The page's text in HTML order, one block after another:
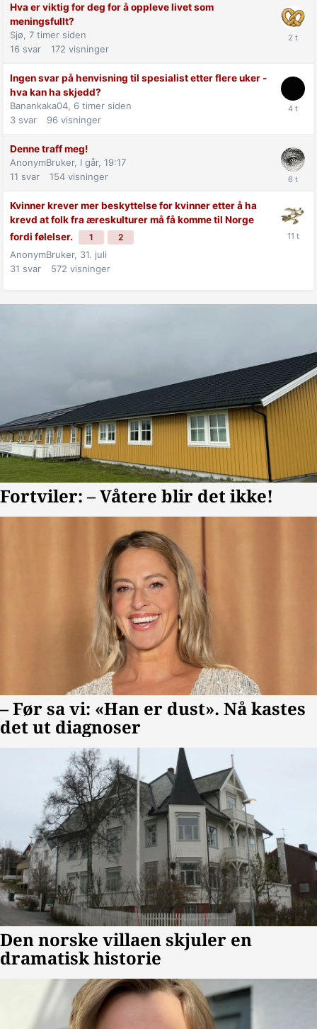
Hva er viktig for deg for å oppleve livet som
meningsfullt?
Sjø, 7 timer siden
16 svar 172 visninger
Ingen svar på henvisning til spesialist etter flere uker -
hva kan ha skjedd?
Banankaka04, 6 timer siden
3 svar 96 visninger
Denne traff meg!
AnonymBruker, I går, 19:17
11 svar 154 visninger
Kvinner krever mer beskyttelse for kvinner etter å ha
krevd at folk fra æreskulturer må få komme til Norge
fordi følelser.
1 2
AnonymBruker, 31. juli
31 svar 572 visninger